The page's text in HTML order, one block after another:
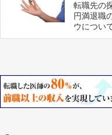
転職先の
円満退職
ウについ